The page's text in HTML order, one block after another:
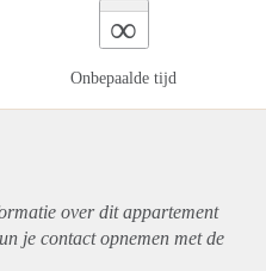
∞
Onbepaalde tijd
over ditappartement
je contact opnemen met de